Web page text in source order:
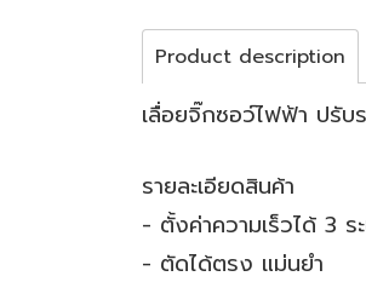
Product description
เลื่อยจิ๊กซอว์ไฟฟ้า ปรับ
รายละเอียดสินค้า
- ตั้งค่าความเร็วได้ 3 ร
- ตัดได้ตรง แม่นยำ